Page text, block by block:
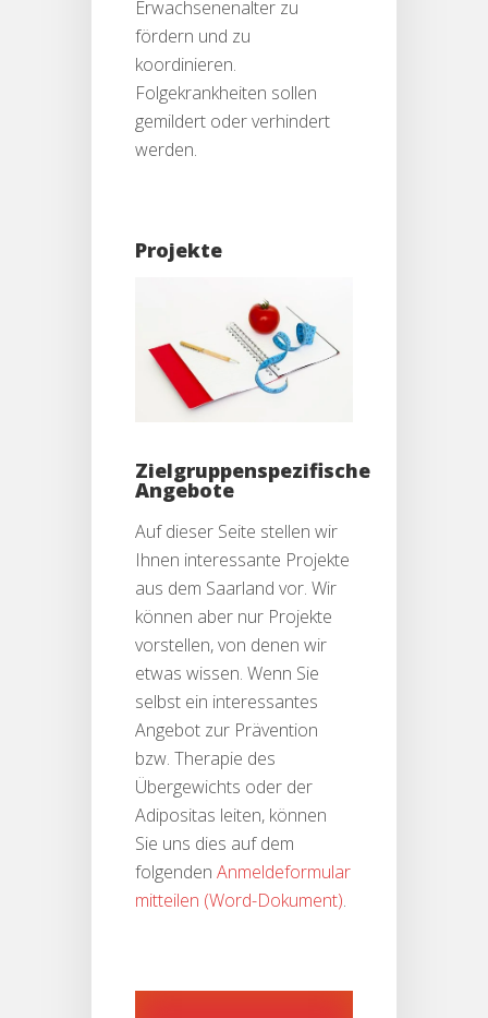
Erwachsenenalter zu
fördern und zu
koordinieren.
Folgekrankheiten sollen
gemildert oder verhindert
werden.
Projekte
Zielgruppenspezifische
Angebote
Auf dieser Seite stellen wir
Ihnen interessante Projekte
aus dem Saarland vor. Wir
können aber nur Projekte
vorstellen, von denen wir
etwas wissen. Wenn Sie
selbst ein interessantes
Angebot zur Prävention
bzw. Therapie des
Übergewichts oder der
Adipositas leiten, können
Sie uns dies auf dem
folgenden Anmeldeformular
mitteilen
.